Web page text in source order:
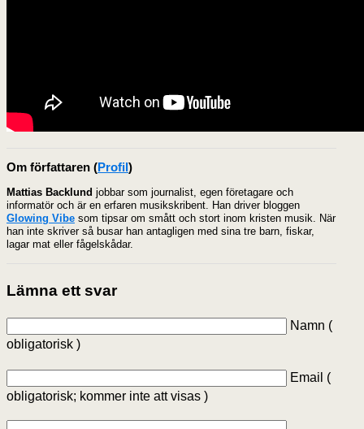
Om författaren (Profil)
Mattias Backlund jobbar som journalist, egen företagare och
informatör och är en erfaren musikskribent. Han driver bloggen
Glowing Vibe som tipsar om smått och stort inom kristen musik. När
han inte skriver så busar han antagligen med sina tre barn, fiskar,
lagar mat eller fågelskådar.
Lämna ett svar
Namn (
obligatorisk )
Email (
obligatorisk; kommer inte att visas )